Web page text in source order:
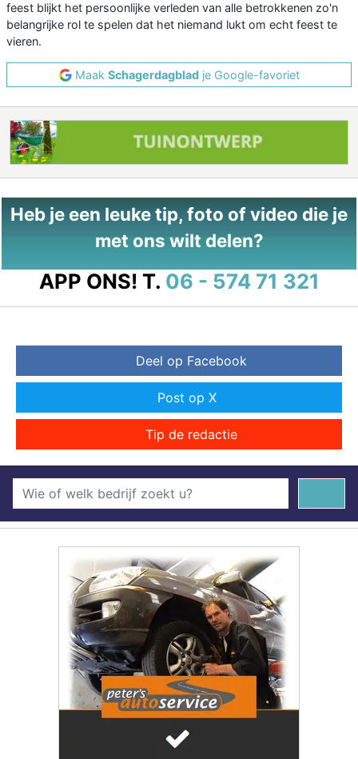
feest blijkt het persoonlijke verleden van alle betrokkenen zo'n
belangrijke rol te spelen dat het niemand lukt om echt feest te
vieren.
Maak Schagerdagbladje Google-favoriet
Heb je een leuke tip, foto of video die je
met ons wilt delen?
APP ONS! T. 06 - 574 71 321
Deel op Facebook
Post op X
Tip de redactie